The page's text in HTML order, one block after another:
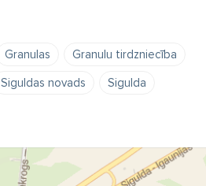
Granulas
Granulu tirdzniecība
Siguldas novads
Sigulda